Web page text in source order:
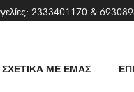
2333401170&
ΣΧΕΤΙΚΑ ΜΕ ΕΜΑΣ